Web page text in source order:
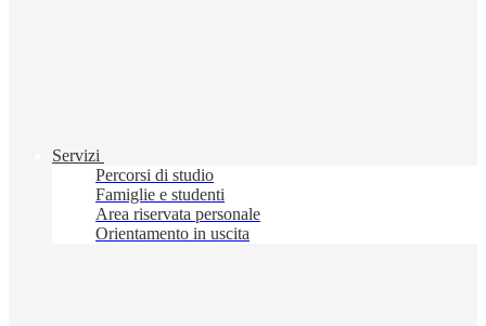
Servizi
Percorsi di studio
Famiglie e studenti
Area riservata personale
Orientamento in uscita